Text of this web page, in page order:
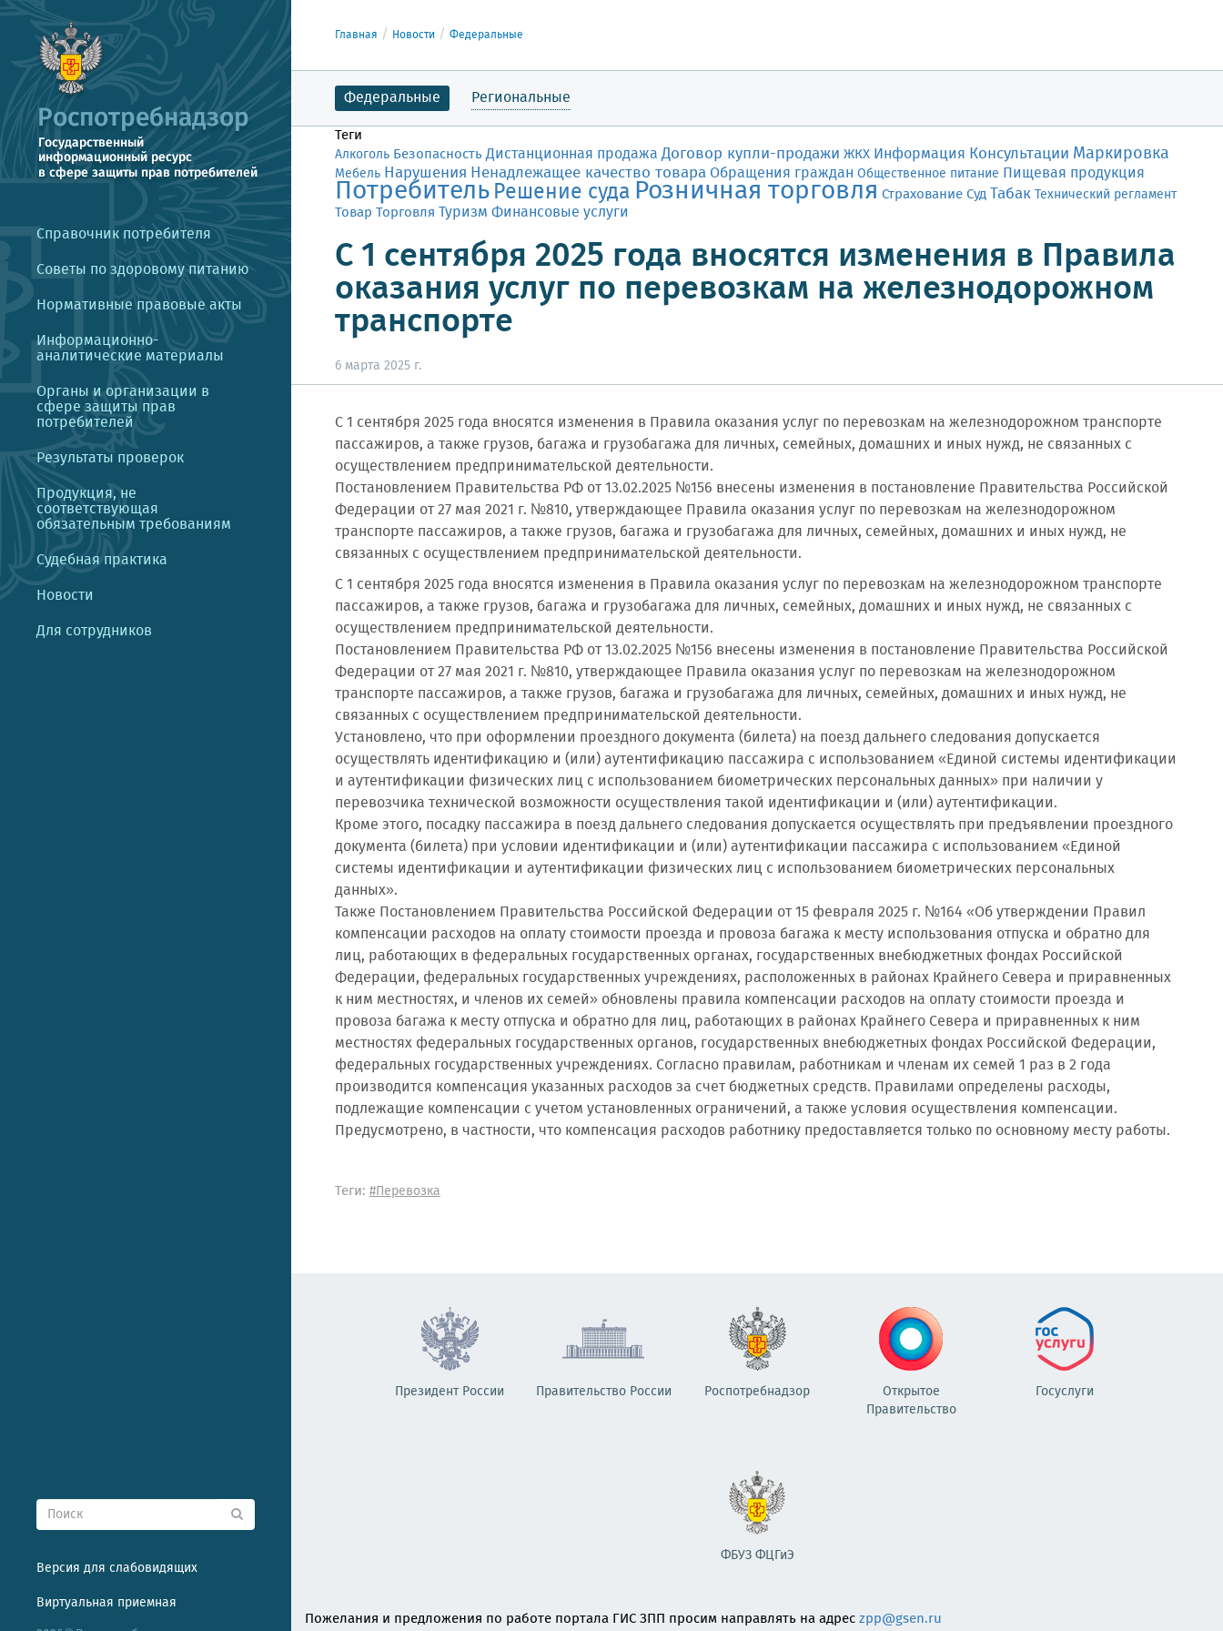
Справочник потребителя
Советы по здоровому питанию
Нормативные правовые акты
Информационно-
аналитические материалы
Органы и организации в
сфере защиты прав
потребителей
Результаты проверок
Продукция, не
соответствующая
обязательным требованиям
Судебная практика
Новости
Для сотрудников
Версия для слабовидящих
Виртуальная приемная
Главная Новости Федеральные
Федеральные Региональные
Теги
Алкоголь БезопасностьДистанционная продажа Договор купли-продажи ЖКХ Информация Консультации Маркировка
Мебель Нарушения Ненадлежащее качество товара Обращения граждан Общественное питание Пищевая продукция
ПотребительРешение суда Розничная торговля СтрахованиеСудТабакТехнический регламент
Товар Торговля Туризм Финансовые услуги
С 1 сентября 2025 года вносятся изменения в Правила
оказания услуг по перевозкам на железнодорожном
транспорте
6 марта 2025 г.
С 1 сентября 2025 года вносятся изменения в Правила оказания услуг по перевозкам на железнодорожном транспорте
пассажиров, а также грузов, багажа и грузобагажа для личных, семейных, домашних и иных нужд, не связанных с
осуществлением предпринимательской деятельности.
Постановлением Правительства РФ от 13.02.2025 №156 внесены изменения в постановление Правительства Российской
Федерации от 27 мая 2021 г. №810, утверждающее Правила оказания услуг по перевозкам на железнодорожном
транспорте пассажиров, а также грузов, багажа и грузобагажа для личных, семейных, домашних и иных нужд, не
связанных с осуществлением предпринимательской деятельности.
С 1 сентября 2025 года вносятся изменения в Правила оказания услуг по перевозкам на железнодорожном транспорте
пассажиров, а также грузов, багажа и грузобагажа для личных, семейных, домашних и иных нужд, не связанных с
осуществлением предпринимательской деятельности.
Постановлением Правительства РФ от 13.02.2025 №156 внесены изменения в постановление Правительства Российской
Федерации от 27 мая 2021 г. №810, утверждающее Правила оказания услуг по перевозкам на железнодорожном
транспорте пассажиров, а также грузов, багажа и грузобагажа для личных, семейных, домашних и иных нужд, не
связанных с осуществлением предпринимательской деятельности.
Установлено, что при оформлении проездного документа (билета) на поезд дальнего следования допускается
осуществлять идентификацию и (или) аутентификацию пассажира с использованием «Единой системы идентификации
и аутентификации физических лиц с использованием биометрических персональных данных» при наличии у
перевозчика технической возможности осуществления такой идентификации и (или) аутентификации.
Кроме этого, посадку пассажира в поезд дальнего следования допускается осуществлять при предъявлении проездного
документа (билета) при условии идентификации и (или) аутентификации пассажира с использованием «Единой
системы идентификации и аутентификации физических лиц с использованием биометрических персональных
данных».
Также Постановлением Правительства Российской Федерации от 15 февраля 2025 г. №164 «Об утверждении Правил
компенсации расходов на оплату стоимости проезда и провоза багажа к месту использования отпуска и обратно для
лиц, работающих в федеральных государственных органах, государственных внебюджетных фондах Российской
Федерации, федеральных государственных учреждениях, расположенных в районах Крайнего Севера и приравненных
к ним местностях, и членов их семей» обновлены правила компенсации расходов на оплату стоимости проезда и
провоза багажа к месту отпуска и обратно для лиц, работающих в районах Крайнего Севера и приравненных к ним
местностях федеральных государственных органов, государственных внебюджетных фондах Российской Федерации,
федеральных государственных учреждениях. Согласно правилам, работникам и членам их семей 1 раз в 2 года
производится компенсация указанных расходов за счет бюджетных средств. Правилами определены расходы,
подлежащие компенсации с учетом установленных ограничений, а также условия осуществления компенсации.
Предусмотрено, в частности, что компенсация расходов работнику предоставляется только по основному месту работы.
Теги: #Перевозка
Президент России Правительство России Роспотребнадзор
Открытое
Правительство
Госуслуги
ФБУЗ ФЦГиЭ
Пожелания и предложения по работе портала ГИС ЗПП просим направлять на адресzpp@gsen.ru